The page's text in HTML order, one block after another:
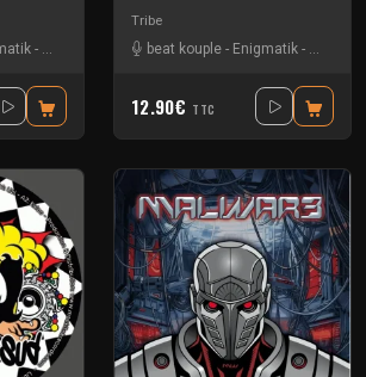
- Guigoo Teksa
Tribe
beat kouple - Enigmatik - Gamm@
12.90€ TTC